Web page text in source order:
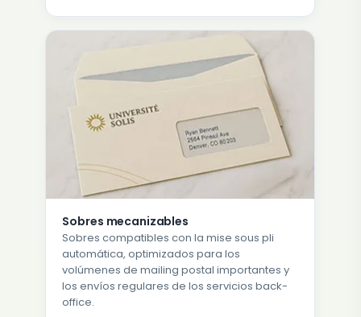
Sobres mecanizables
Sobres compatibles con la mise sous pli
automática, optimizados para los
volúmenes de mailing postal importantes y
los envíos regulares de los servicios back-
office.